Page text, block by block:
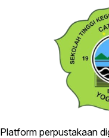
Platform perpustakaan